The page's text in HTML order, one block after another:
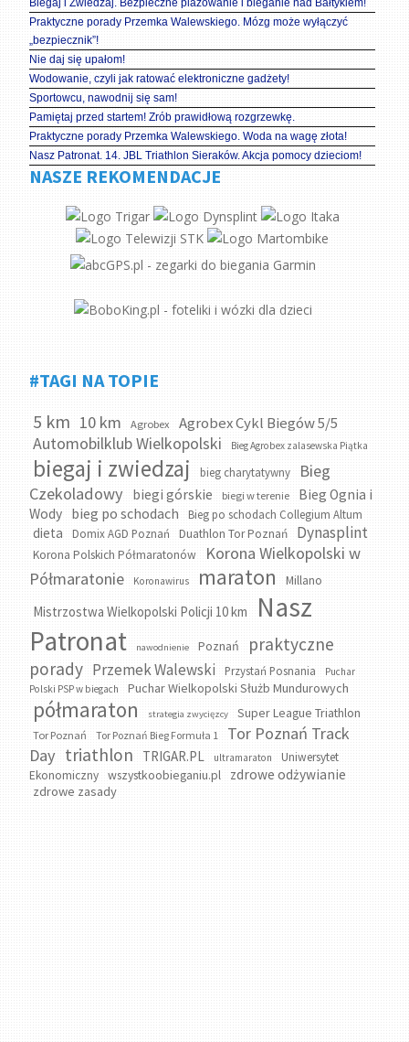
Praktyczne porady Przemka Walewskiego. Mózg może wyłączyć
„bezpiecznik”!
Nie daj się upałom!
Wodowanie, czyli jak ratować elektroniczne gadżety!
Sportowcu, nawodnij się sam!
Pamiętaj przed startem! Zrób prawidłową rozgrzewkę.
Praktyczne porady Przemka Walewskiego. Woda na wagę złota!
Nasz Patronat. 14. JBL Triathlon Sieraków. Akcja pomocy dzieciom!
NASZE REKOMENDACJE
#TAGI NA TOPIE
5 km 10 km Agrobex Agrobex Cykl Biegów 5/5
Automobilklub Wielkopolski Bieg Agrobex zalasewska Piątka
biegaj i zwiedzaj bieg charytatywny
Bieg
Czekoladowy
biegi górskie biegi w terenie
Bieg Ognia i
Wody bieg po schodach Bieg po schodach Collegium Altum
dieta Domix AGD Poznań Duathlon Tor Poznań Dynasplint
Korona Polskich Półmaratonów
Korona Wielkopolski w
Półmaratonie
Koronawirus maraton Millano
Mistrzostwa Wielkopolski Policji 10 km
Nasz
Patronat
nawodnienie Poznań
praktyczne
porady Przemek Walewski Przystań Posnania
Puchar
Polski PSP w biegach
Puchar Wielkopolski Służb Mundurowych
półmaraton strategia zwycięzcy Super League Triathlon
Tor Poznań Tor Poznań Bieg Formuła 1
Tor Poznań Track
Day triathlon TRIGAR.PL ultramaraton
Uniwersytet
Ekonomiczny
wszystkoobieganiu.pl zdrowe odżywianie
zdrowe zasady